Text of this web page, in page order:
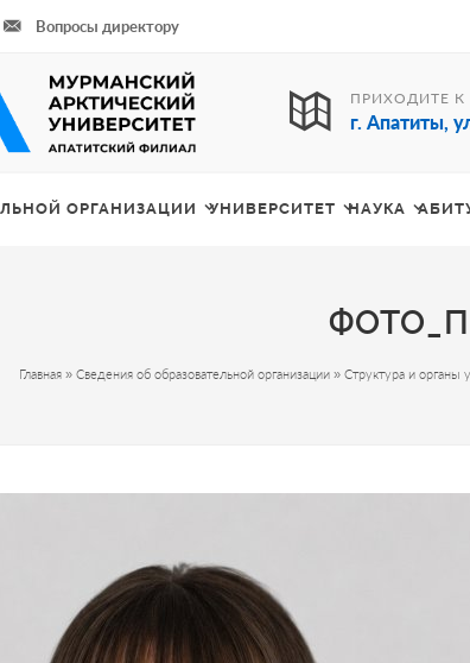
Вопросы директору
ПРИХОДИТЕ К
г. Апатиты,
ОРГАНИЗАЦИИ УНИВЕРСИТЕТ НАУКА
Главная » Сведения об образовательной организации » Структура и органы